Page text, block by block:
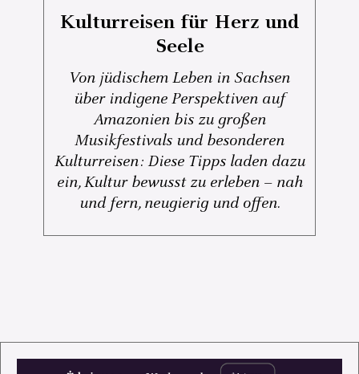
Kulturreisen für Herz und
Seele
Von jüdischem Leben in Sachsen
über indigene Perspektiven auf
Amazonien bis zu großen
Musikfestivals und besonderen
Kulturreisen: Diese Tipps laden dazu
ein, Kultur bewusst zu erleben – nah
und fern, neugierig und offen.